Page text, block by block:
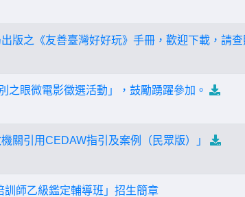
版之《友善臺灣好好玩》手冊，歡迎下載，請查
之眼微電影徵選活動」，鼓勵踴躍參加。
關引用CEDAW指引及案例（民眾版）」
師乙級鑑定輔導班」招生簡章